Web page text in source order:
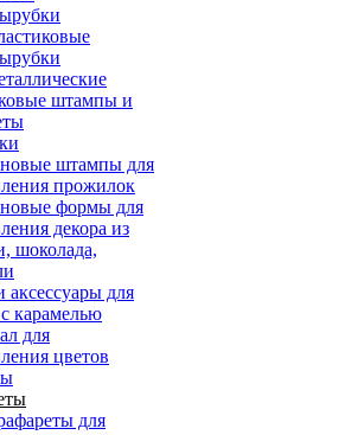
штампы и
штампы для
прожилок
формы для
декора из
шоколада,
аксессуары для
карамелью
для
цветов
для